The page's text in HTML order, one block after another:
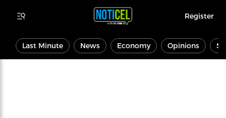
Register
Last Minute News Economy Opinions